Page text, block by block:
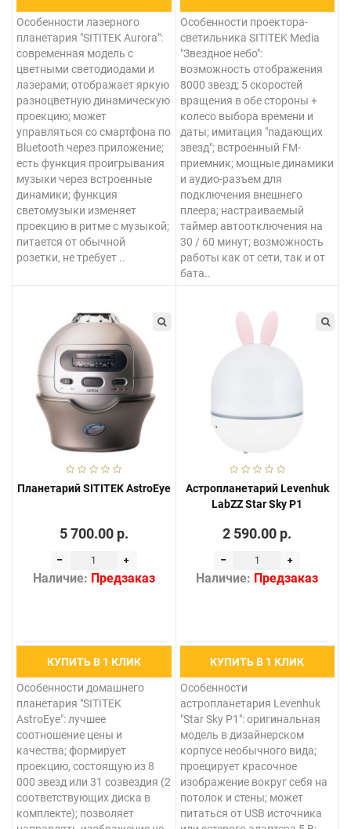
Особенности лазерного
планетария "SITITEK Aurora":
современная модель с
цветными светодиодами и
лазерами; отображает яркую
разноцветную динамическую
проекцию; может
управляться со смартфона по
Bluetooth через приложение;
есть функция проигрывания
музыки через встроенные
динамики; функция
светомузыки изменяет
проекцию в ритме с музыкой;
питается от обычной
розетки, не требует ..
Особенности проектора-
светильника SITITEK Media
"Звездное небо":
возможность отображения
8000 звезд; 5 скоростей
вращения в обе стороны +
колесо выбора времени и
даты; имитация "падающих
звезд"; встроенный FM-
приемник; мощные динамики
и аудио-разъем для
подключения внешнего
плеера; настраиваемый
таймер автоотключения на
30 / 60 минут; возможность
работы как от сети, так и от
бата..
Планетарий SITITEK AstroEye
5 700.00 р.
Наличие: Предзаказ
КУПИТЬ В 1 КЛИК
Особенности домашнего
планетария "SITITEK
AstroEye": лучшее
соотношение цены и
качества; формирует
проекцию, состоящую из 8
000 звезд или 31 созвездия (2
соответствующих диска в
комплекте); позволяет
Астропланетарий Levenhuk
LabZZ Star Sky P1
2 590.00 р.
Наличие: Предзаказ
КУПИТЬ В 1 КЛИК
Особенности
астропланетария Levenhuk
"Star Sky P1": оригинальная
модель в дизайнерском
корпусе необычного вида;
проецирует красочное
изображение вокруг себя на
потолок и стены; может
питаться от USB источника